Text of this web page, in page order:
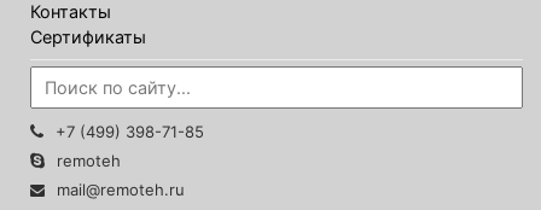
Контакты
Сертификаты
+7 (499) 398-71-85
remoteh
mail@remoteh.ru